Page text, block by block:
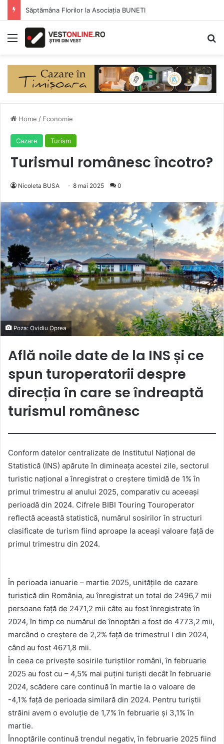
Săptămâna Florilor la Asociația BUNETI
Menu
Home / Economie
Cazare Turism
Turismul românesc încotro?
Nicoleta BUSA 8 mai 2025 0
Poza: Ovidiu Oprea
Află noile date de la INS și ce
spun turoperatorii despre
direcția în care se îndreaptă
turismul românesc
Conform datelor centralizate de Institutul Național de
Statistică (INS) apărute în dimineața acestei zile, sectorul
turistic național a înregistrat o creștere timidă de 1% în
primul trimestru al anului 2025, comparativ cu aceeași
perioadă din 2024. Cifrele BIBI Touring Touroperator
reflectă această statistică, numărul sosirilor în structuri
clasificate de turism fiind aproape la aceași valoare față de
primul trimestru din 2024.
În perioada ianuarie – martie 2025, unitățile de cazare
turistică din România, au înregistrat un total de 2496,7 mii
persoane față de 2471,2 mii câte au fost înregistrate în
2024, în timp ce numărul de înnoptări a fost de 4773,2 mii,
marcând o creștere de 2,2% față de trimestrul I din 2024,
când au fost 4671,8 mii.
În ceea ce privește sosirile turiștilor români, în februarie
2025 au fost cu – 4,5% mai puțini turiști decât în februarie
2024, scădere care continuă în martie la o valoare de
-4,1% față de perioada similară din 2024. Pentru turiștii
străini avem o evoluție de 1,7% în februarie și 3,1% în
martie.
Înnoptările continuă trendul negativ, în februarie 2025 fiind